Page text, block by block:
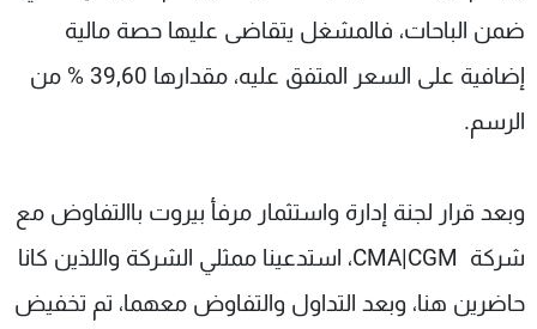
ضمن الباحات، فالمشغل يتقاضى عليها حصة مالية
إضافية على السعر المتفق عليه، مقدارها 39,60 % من
الرسم.
وبعد قرار لجنة إدارة واستثمار مرفأ بيروت باالتفاوض مع
شركة CMA|CGM، استدعينا ممثلي الشركة واللذين كانا
حاضرين هنا، وبعد التداول والتفاوض معهما، تم تخفيض